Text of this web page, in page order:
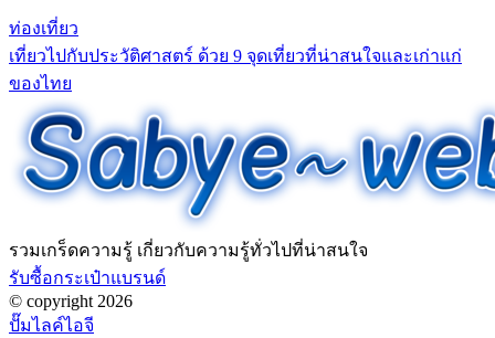
ท่องเที่ยว
เที่ยวไปกับประวัติศาสตร์ ด้วย 9 จุดเที่ยวที่น่าสนใจและเก่าแก่
ของไทย
รวมเกร็ดความรู้ เกี่ยวกับความรู้ทั่วไปที่น่าสนใจ
รับซื้อกระเป๋าแบรนด์
© copyright 2026
ปั๊มไลค์ไอจี